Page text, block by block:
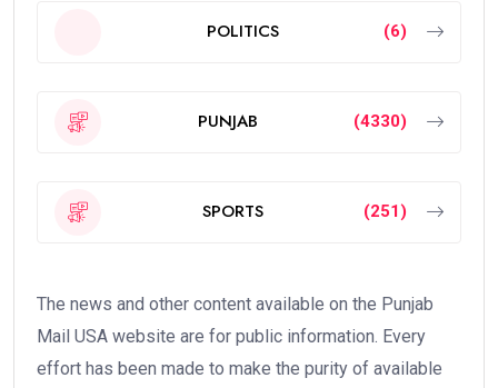
POLITICS (6)
PUNJAB (4330)
SPORTS (251)
The news and other content available on the Punjab
Mail USA website are for public information. Every
effort has been made to make the purity of available